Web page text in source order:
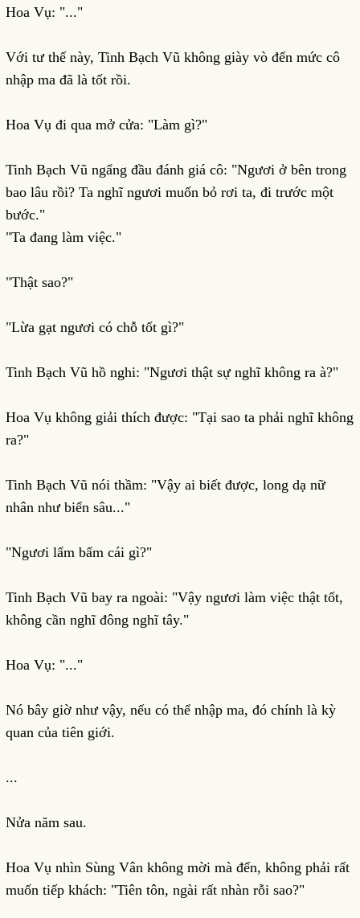
Hoa Vụ: "..."
Với tư thế này, Tinh Bạch Vũ không giày vò đến mức cô
nhập ma đã là tốt rồi.
Hoa Vụ đi qua mở cửa: "Làm gì?"
Tinh Bạch Vũ ngẩng đầu đánh giá cô: "Ngươi ở bên trong
bao lâu rồi? Ta nghĩ ngươi muốn bỏ rơi ta, đi trước một
bước."
"Ta đang làm việc."
"Thật sao?"
"Lừa gạt ngươi có chỗ tốt gì?"
Tinh Bạch Vũ hồ nghi: "Ngươi thật sự nghĩ không ra à?"
Hoa Vụ không giải thích được: "Tại sao ta phải nghĩ không
ra?"
Tinh Bạch Vũ nói thầm: "Vậy ai biết được, long dạ nữ
nhân như biển sâu..."
"Ngươi lẩm bẩm cái gì?"
Tinh Bạch Vũ bay ra ngoài: "Vậy ngươi làm việc thật tốt,
không cần nghĩ đông nghĩ tây."
Hoa Vụ: "..."
Nó bây giờ như vậy, nếu có thể nhập ma, đó chính là kỳ
quan của tiên giới.
...
Nửa năm sau.
Hoa Vụ nhìn Sùng Vân không mời mà đến, không phải rất
muốn tiếp khách: "Tiên tôn, ngài rất nhàn rỗi sao?"